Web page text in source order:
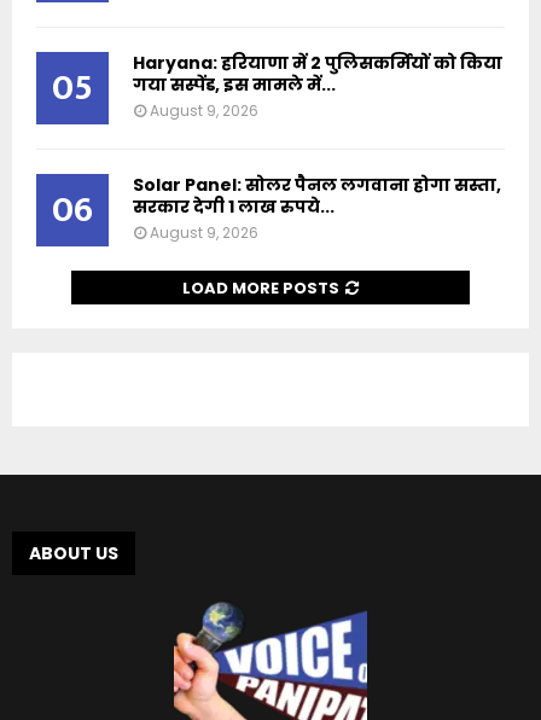
05
Haryana: हरियाणा में 2 पुलिसकर्मियों को किया
गया सस्पेंड, इस मामले में...
August 9, 2026
06
Solar Panel: सोलर पैनल लगवाना होगा सस्ता,
सरकार देगी 1 लाख रुपये...
August 9, 2026
LOAD MORE POSTS
ABOUT US